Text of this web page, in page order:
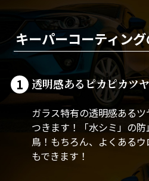
キーパーコーティン
1 透明感あるピカピカツ
ガラス特有の透明感ある
つきます！「水シミ」の
鳥！もちろん、よくある
もできます！